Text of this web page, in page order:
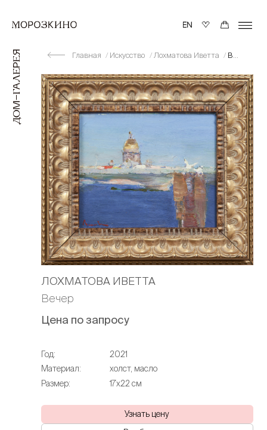
Главная Искусство Лохматова Иветта Вечер
ЛОХМАТОВА ИВЕТТА
Вечер
Цена по запросу
Год:
2021
Материал:
холст, масло
Размер:
17х22 см
Узнать цену